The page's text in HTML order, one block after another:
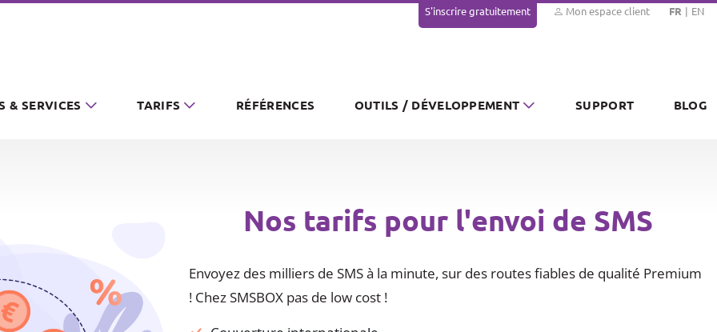
S'inscrire gratuitement Mon espace client FR EN
& SERVICES TARIFS RÉFÉRENCES OUTILS / DÉVELOPPEMENT SUPPORT BLOG
Nos tarifs pour l'envoi de SMS
Envoyez des milliers de SMS à la minute, sur des routes fiables de qualité Premium
! Chez SMSBOX pas de low cost !